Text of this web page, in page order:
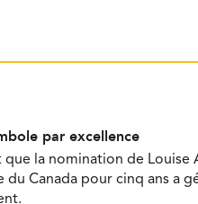
par excellence
que la nomination de
du Canada pour cinq ans a